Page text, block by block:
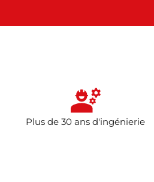
Plus de 30 ans d'ingénierie